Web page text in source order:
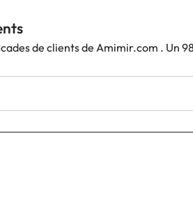
de clients de Amimir.com . Un